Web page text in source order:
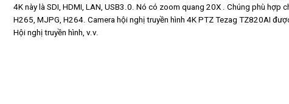
4K này là SDI, HDMI, LAN, USB3.0. Nó có zoom quang 20X . Chúng phù
H265, MJPG, H264. Camera hội nghị truyền hình 4K PTZ Tezag TZ820AI
Hội nghị truyền hình, v.v.